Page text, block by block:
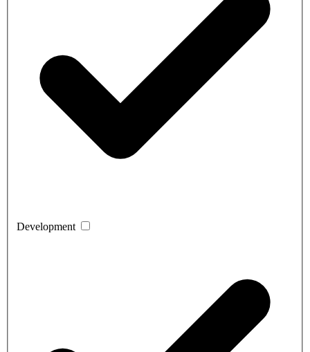
Development